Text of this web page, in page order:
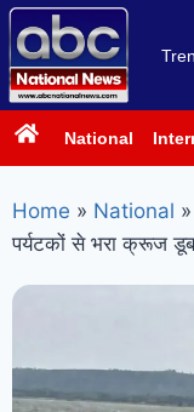
National
Home » National »
पर्यटकों से भरा क्रूज